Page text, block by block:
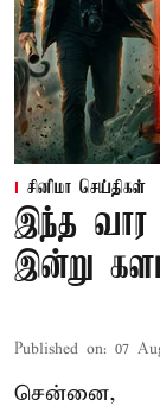
சினிமா செய்திகள்
இந்த
இன்று
Published on: 07
சென்னை,